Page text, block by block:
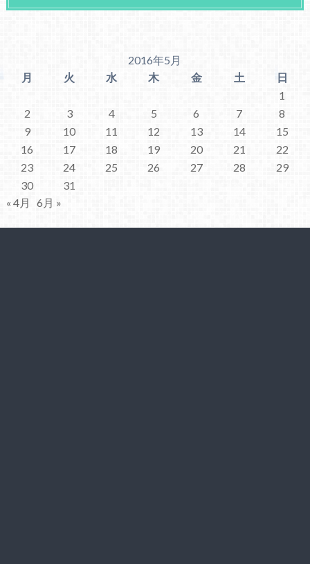
2016年5月
月
火 水 木 金 土
日
1
2
3 4 5 6 7
8
9
10 11 12 13 14
15
16
17 18 19 20 21
22
23
24 25 26 27 28
29
30
31
« 4月
6月 »